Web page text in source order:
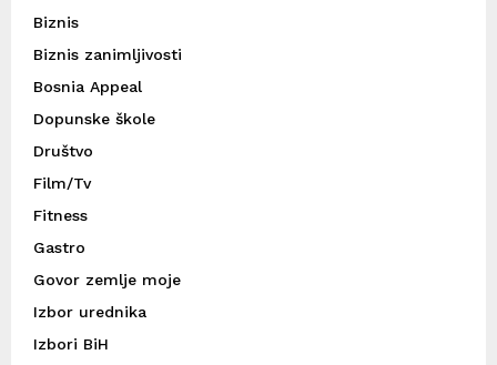
Biznis
Biznis zanimljivosti
Bosnia Appeal
Dopunske škole
Društvo
Film/Tv
Fitness
Gastro
Govor zemlje moje
Izbor urednika
Izbori BiH